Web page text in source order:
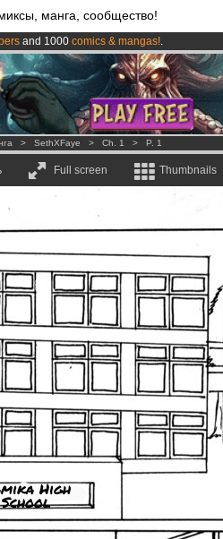
манга, сообщество!
and 1000 comics & mangas!.
from3.95 eurosper month !Get membership
LIVE!.
> SethXFaye > Ch. 1 > P. 1
Full screen Thumbnails
High
School